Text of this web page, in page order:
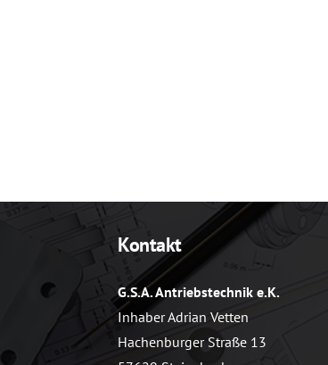
Kontakt
G.S.A. Antriebstechnik e.K.
Inhaber Adrian Vetten
Hachenburger Straße 13